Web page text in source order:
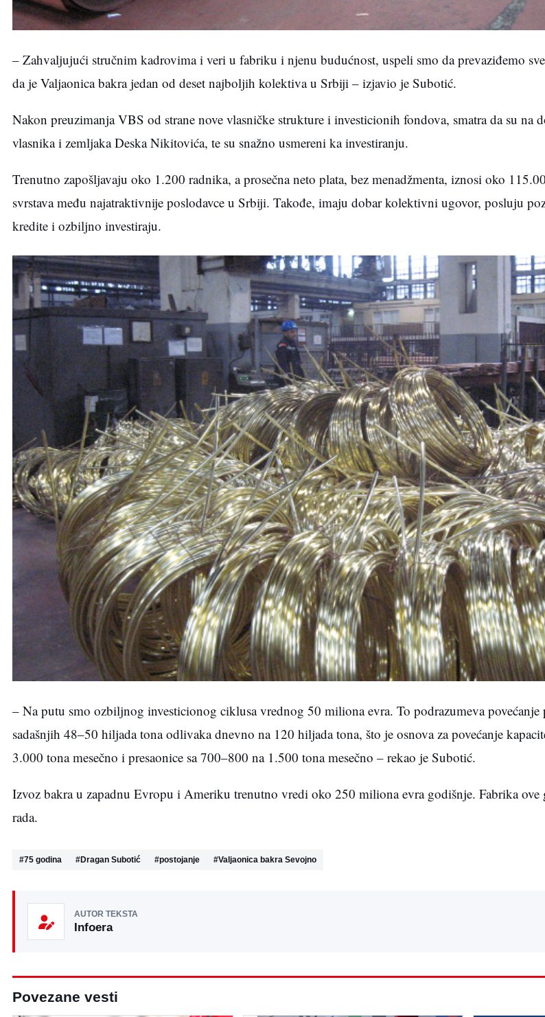
– Zahvaljujući stručnim kadrovima i veri u fabriku i njenu budućnost, uspeli smo da prevaziđemo
da je Valjaonica bakra jedan od deset najboljih kolektiva u Srbiji – izjavio je Subotić.
Nakon preuzimanja VBS od strane nove vlasničke strukture i investicionih fondova, smatra da su na
vlasnika i zemljaka Deska Nikitovića, te su snažno usmereni ka investiranju.
Trenutno zapošljavaju oko 1.200 radnika, a prosečna neto plata, bez menadžmenta, iznosi oko
svrstava među najatraktivnije poslodavce u Srbiji. Takođe, imaju dobar kolektivni ugovor, posluju
kredite i ozbiljno investiraju.
– Na putu smo ozbiljnog investicionog ciklusa vrednog 50 miliona evra. To podrazumeva
sadašnjih 48–50 hiljada tona odlivaka dnevno na 120 hiljada tona, što je osnova za povećanje
3.000 tona mesečno i presaonice sa 700–800 na 1.500 tona mesečno – rekao je Subotić.
Izvoz bakra u zapadnu Evropu i Ameriku trenutno vredi oko 250 miliona evra godišnje. Fabrika ove
rada.
#75 godina #Dragan Subotić #postojanje #Valjaonica bakra Sevojno
AUTOR TEKSTA
Infoera
Povezane vesti